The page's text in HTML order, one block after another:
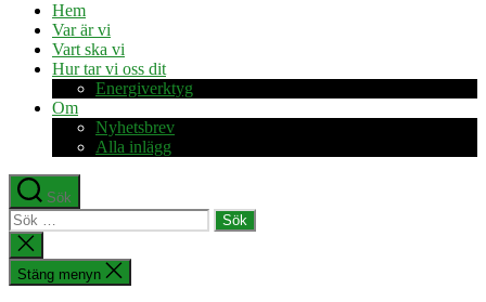
Hem
Var är vi
Vart ska vi
Hur tar vi oss dit
Energiverktyg
Om
Nyhetsbrev
Alla inlägg
Sök
Sök
efter:
Stäng
sökningen
Stäng menyn